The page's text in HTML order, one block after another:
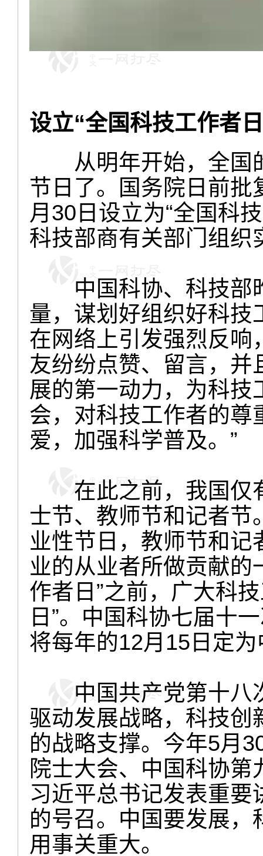
设立“全国科技工作者
从明年开始，全国
节日了。国务院日前批
月30日设立为“全国科
科技部商有关部门组织
中国科协、科技部
量，谋划好组织好科
在网络上引发强烈反响
友纷纷点赞、留言，并
展的第一动力，为科技
会，对科技工作者的尊
爱，加强科学普及。”
在此之前，我国仅
士节、教师节和记者
业性节日，教师节和
业的从业者所做贡献的
作者日”之前，广大科
日”。中国科协七届十
将每年的12月15日定
中国共产党第十八
驱动发展战略，科技创
的战略支撑。今年5月
院士大会、中国科协
习近平总书记发表重
的号召。中国要发展
用事关重大。